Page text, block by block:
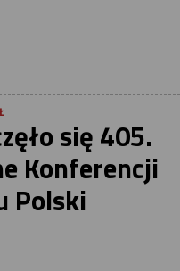
się 405.
Konferencji
Polski